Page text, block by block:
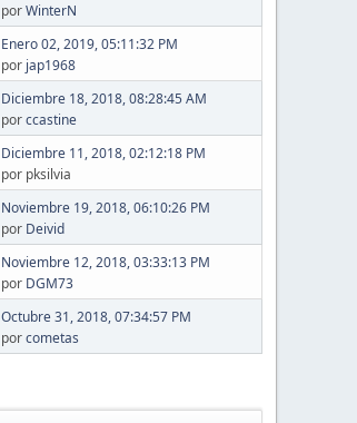
porWinterN
Enero 02, 2019, 05:11:32 PM
por jap1968
Diciembre 18, 2018, 08:28:45 AM
porccastine
Diciembre 11, 2018, 02:12:18 PM
por pksilvia
Noviembre 19, 2018, 06:10:26 PM
por Deivid
Noviembre 12, 2018, 03:33:13 PM
por DGM73
Octubre 31, 2018, 07:34:57 PM
porcometas